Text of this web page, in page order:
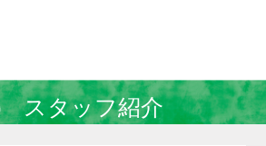
スタッフ紹介